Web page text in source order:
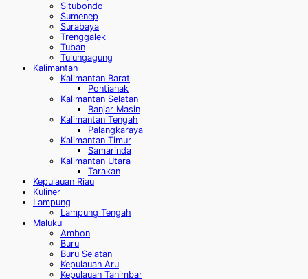
Situbondo
Sumenep
Surabaya
Trenggalek
Tuban
Tulungagung
Kalimantan
Kalimantan Barat
Pontianak
Kalimantan Selatan
Banjar Masin
Kalimantan Tengah
Palangkaraya
Kalimantan Timur
Samarinda
Kalimantan Utara
Tarakan
Kepulauan Riau
Kuliner
Lampung
Lampung Tengah
Maluku
Ambon
Buru
Buru Selatan
Kepulauan Aru
Kepulauan Tanimbar